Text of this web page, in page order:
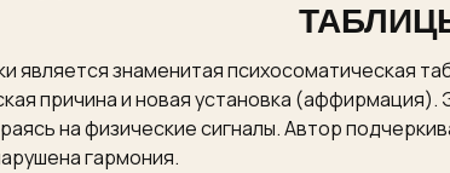
знаменитая психосоматическая
причина и новая установка
на физические сигналы. Автор
гармония.